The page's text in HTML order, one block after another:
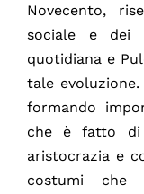
Novecento,
sociale e dei
quotidiana e
tale
formando
che è fatto di
aristocrazia e
costumi che